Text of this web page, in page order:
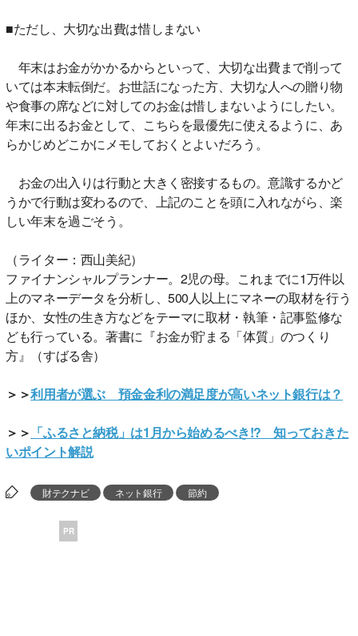
■ただし、大切な出費は惜しまない
年末はお金がかかるからといって、大切な出費まで削って
いては本末転倒だ。お世話になった方、大切な人への贈り物
や食事の席などに対してのお金は惜しまないようにしたい。
年末に出るお金として、こちらを最優先に使えるように、あ
らかじめどこかにメモしておくとよいだろう。
お金の出入りは行動と大きく密接するもの。意識するかど
うかで行動は変わるので、上記のことを頭に入れながら、楽
しい年末を過ごそう。
（ライター：西山美紀）
ファイナンシャルプランナー。2児の母。これまでに1万件以
上のマネーデータを分析し、500人以上にマネーの取材を行う
ほか、女性の生き方などをテーマに取材・執筆・記事監修な
ども行っている。著書に『お金が貯まる「体質」のつくり
方』（すばる舎）
＞＞利用者が選ぶ 預金金利の満足度が高いネット銀行は？
＞＞ 「ふるさと納税」は1月から始めるべき!? 知っておきた
いポイント解説
財テクナビ ネット銀行 節約
PR